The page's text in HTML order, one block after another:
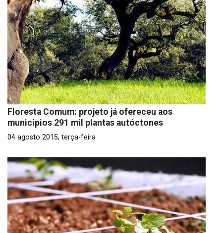
Floresta Comum: projeto já ofereceu aos
municípios 291 mil plantas autóctones
04 agosto 2015, terça-feira